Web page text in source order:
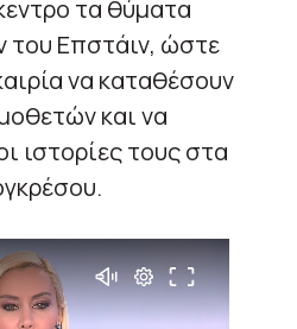
τα θύματα
του Επστάιν, ώστε
να καταθέσουν
και να
ιστορίες τους στα